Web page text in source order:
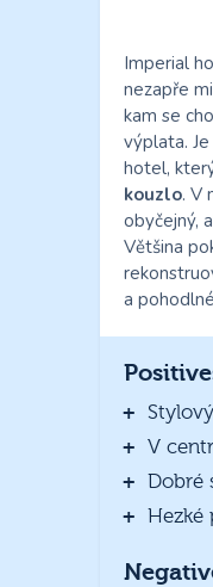
Imperial
nezapře
kam se
výplata.
hotel,
kouzlo. V
obyčejný,
Většina
a
V
Dobré
Hezké